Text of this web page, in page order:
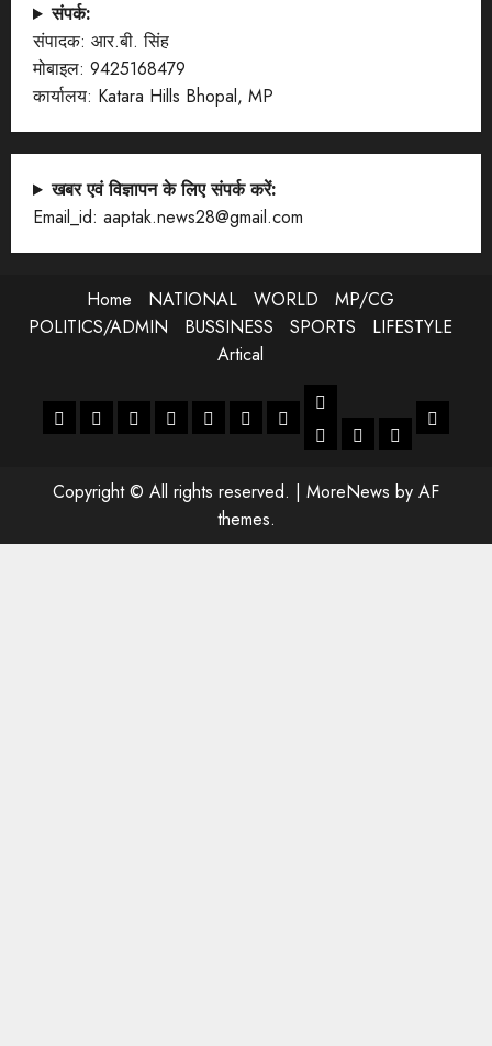
संपर्क:
संपादक: आर.बी. सिंह
मोबाइल: 9425168479
कार्यालय: Katara Hills Bhopal, MP
खबर एवं विज्ञापन के लिए संपर्क करें:
Email_id: aaptak.news28@gmail.com
Home NATIONAL WORLD
MP/CG
POLITICS/ADMIN
BUSSINESS SPORTS
LIFESTYLE
Artical
HomeNATIONAL
WORLDMP/CGPOLITICS/ADMIN
BUSSINESS
SPORTS
LIFESTYLE
ENTERTANMENT
JOB LIFESTYLE
Artical
Copyright © All rights reserved. | MoreNews by AF
themes.